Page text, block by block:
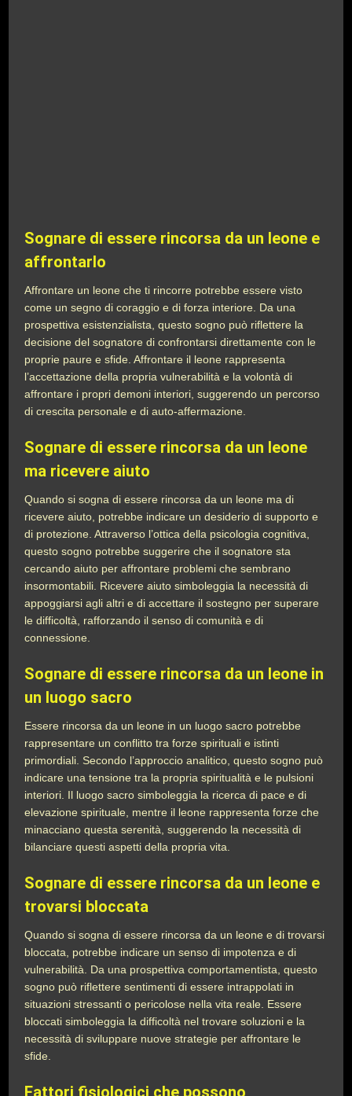
Sognare di essere rincorsa da un leone e
affrontarlo
Affrontare un leone che ti rincorre potrebbe essere visto
come un segno di coraggio e di forza interiore. Da una
prospettiva esistenzialista, questo sogno può riflettere la
decisione del sognatore di confrontarsi direttamente con le
proprie paure e sfide. Affrontare il leone rappresenta
l’accettazione della propria vulnerabilità e la volontà di
affrontare i propri demoni interiori, suggerendo un percorso
di crescita personale e di auto-affermazione.
Sognare di essere rincorsa da un leone
ma ricevere aiuto
Quando si sogna di essere rincorsa da un leone ma di
ricevere aiuto, potrebbe indicare un desiderio di supporto e
di protezione. Attraverso l’ottica della psicologia cognitiva,
questo sogno potrebbe suggerire che il sognatore sta
cercando aiuto per affrontare problemi che sembrano
insormontabili. Ricevere aiuto simboleggia la necessità di
appoggiarsi agli altri e di accettare il sostegno per superare
le difficoltà, rafforzando il senso di comunità e di
connessione.
Sognare di essere rincorsa da un leone in
un luogo sacro
Essere rincorsa da un leone in un luogo sacro potrebbe
rappresentare un conflitto tra forze spirituali e istinti
primordiali. Secondo l’approccio analitico, questo sogno può
indicare una tensione tra la propria spiritualità e le pulsioni
interiori. Il luogo sacro simboleggia la ricerca di pace e di
elevazione spirituale, mentre il leone rappresenta forze che
minacciano questa serenità, suggerendo la necessità di
bilanciare questi aspetti della propria vita.
Sognare di essere rincorsa da un leone e
trovarsi bloccata
Quando si sogna di essere rincorsa da un leone e di trovarsi
bloccata, potrebbe indicare un senso di impotenza e di
vulnerabilità. Da una prospettiva comportamentista, questo
sogno può riflettere sentimenti di essere intrappolati in
situazioni stressanti o pericolose nella vita reale. Essere
bloccati simboleggia la difficoltà nel trovare soluzioni e la
necessità di sviluppare nuove strategie per affrontare le
sfide.
Fattori fisiologici che possono